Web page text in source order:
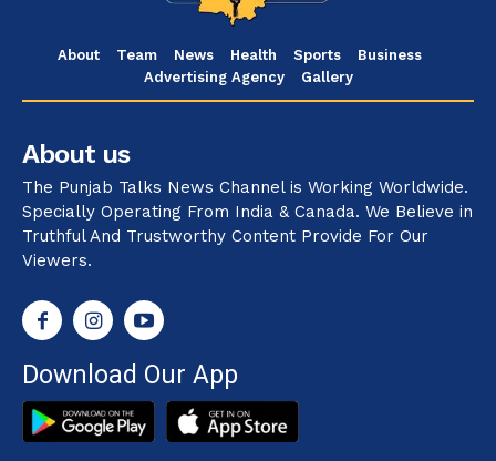
About Team News Health Sports
Business
Advertising Agency
Gallery
About us
The Punjab Talks News Channel is Working Worldwide.
Specially Operating From India & Canada. We Believe in
Truthful And Trustworthy Content Provide For Our
Viewers.
Download Our App